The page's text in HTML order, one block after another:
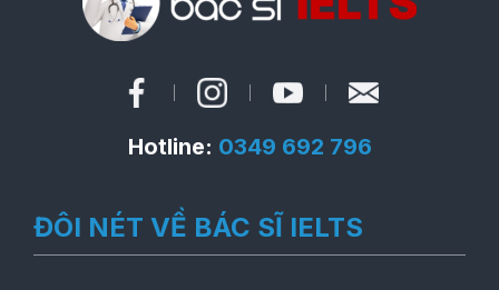
Hotline: 0349 692 796
ĐÔI NÉT VỀ BÁC SĨ IELTS